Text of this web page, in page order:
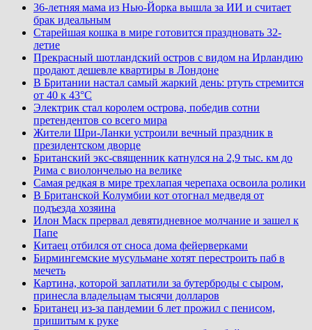
36-летняя мама из Нью-Йорка вышла за ИИ и считает
брак идеальным
Старейшая кошка в мире готовится праздновать 32-
летие
Прекрасный шотландский остров с видом на Ирландию
продают дешевле квартиры в Лондоне
В Британии настал самый жаркий день: ртуть стремится
от 40 к 43°C
Электрик стал королем острова, победив сотни
претендентов со всего мира
Жители Шри-Ланки устроили вечный праздник в
президентском дворце
Британский экс-священник катнулся на 2,9 тыс. км до
Рима с виолончелью на велике
Самая редкая в мире трехлапая черепаха освоила ролики
В Британской Колумбии кот отогнал медведя от
подъезда хозяина
Илон Маск прервал девятидневное молчание и зашел к
Папе
Китаец отбился от сноса дома фейерверками
Бирмингемские мусульмане хотят перестроить паб в
мечеть
Картина, которой заплатили за бутерброды с сыром,
принесла владельцам тысячи долларов
Британец из-за пандемии 6 лет прожил с пенисом,
пришитым к руке